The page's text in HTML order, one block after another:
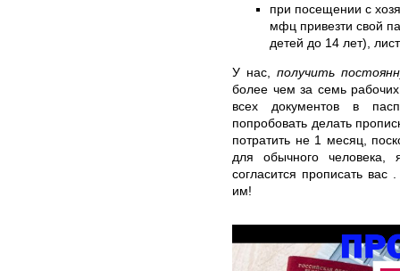
при посещении с
мфц привезти свой
детей до 14 лет),
У нас, получить
более чем за семь
всех документов в
попробовать делать
потратить не 1 месяц,
для обычного человека,
согласится прописать
им!